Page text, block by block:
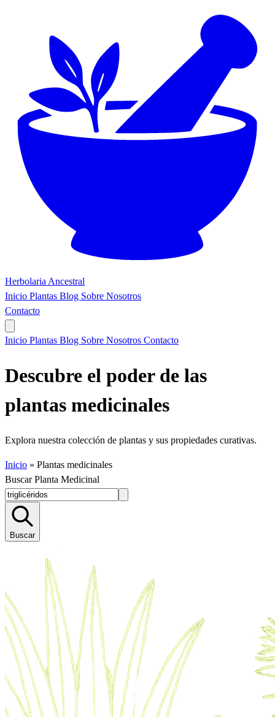
Herbolaria Ancestral
Inicio Plantas Blog Sobre Nosotros
Contacto
Inicio Plantas Blog Sobre Nosotros Contacto
Descubre el poder de las
plantas medicinales
Explora nuestra colección de plantas y sus propiedades curativas.
Inicio » Plantas medicinales
Buscar Planta Medicinal
Buscar